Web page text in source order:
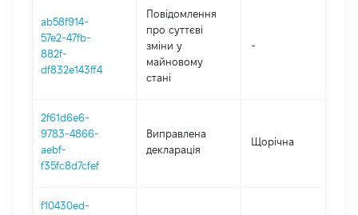
ab58f914-
57e2-47fb-
882f-
df832e143ff4
Повідомлення
про суттєві
зміни y
майновому
стані
-
2f61d6e6-
9783-4866-
aebf-
f35fc8d7cfef
Виправлена
декларація
Щорічна
f10430ed-